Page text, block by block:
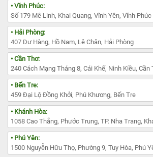
• Vĩnh Phúc:
Số 179 Mê Linh, Khai Quang, Vĩnh Yên, Vĩnh Phúc
• Hải Phòng:
407 Dư Hàng, Hồ Nam, Lê Chân, Hải Phòng
• Cần Thơ:
240 Cách Mạng Tháng 8, Cái Khế, Ninh Kiều, Cần
• Bến Tre:
459 Đại Lộ Đồng Khởi, Phú Khương, Bến Tre
• Khánh Hòa:
1058 Cao Thắng, Phước Trung, TP. Nha Trang,
• Phú Yên:
1500 Nguyễn Hữu Thọ, Phường 9, Tuy Hòa, Phú